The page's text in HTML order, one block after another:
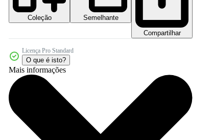
Coleção
Semelhante
Compartilhar
Licença Pro Standard
O que é isto?
Mais informações